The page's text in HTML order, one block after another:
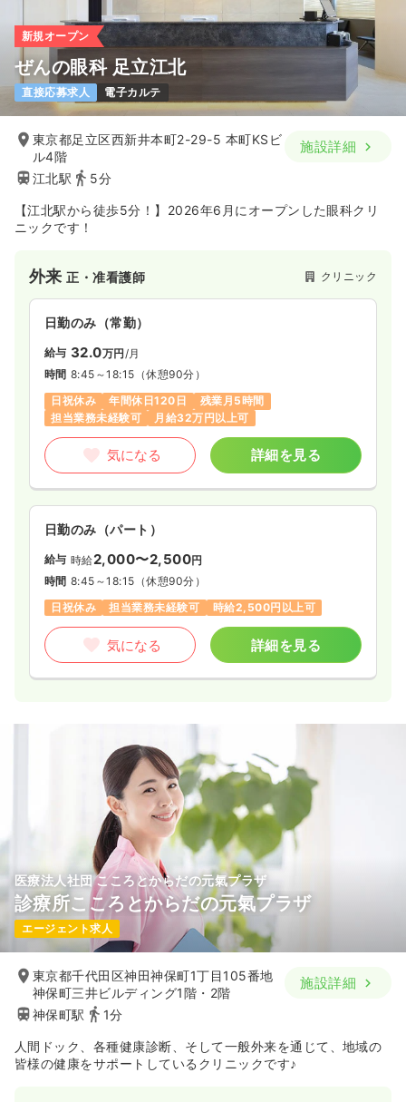
新規オープン
ぜんの眼科 足立江北
直接応募求人 電子カルテ
東京都足立区西新井本町2-29-5 本町KSビ
ル4階
江北駅
5分
施設詳細
【江北駅から徒歩5分！】2026年6月にオープンした眼科クリ
ニックです！
外来正・准看護師 クリニック
日勤のみ（常勤）
給与 32.0万円/月
時間 8:45～18:15 （休憩90分）
日祝休み
年間休日120日
残業月5時間
担当業務未経験可
月給32万円以上可
気になる 詳細を見る
日勤のみ（パート）
給与 時給2,000〜2,500円
時間 8:45～18:15 （休憩90分）
日祝休み
担当業務未経験可 時給2,500円以上可
気になる 詳細を見る
医療法人社団 こころとからだの元氣プラザ
診療所こころとからだの元氣プラザ
エージェント求人
東京都千代田区神田神保町1丁目105番地
神保町三井ビルディング1階・2階
神保町駅
1分
施設詳細
人間ドック、各種健康診断、そして一般外来を通じて、地域の
皆様の健康をサポートしているクリニックです♪